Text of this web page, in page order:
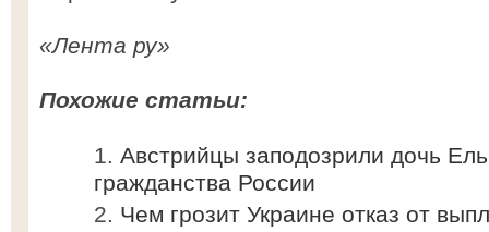
«Лента ру»
Похожие статьи:
Австрийцы заподозрили дочь
гражданства России
Чем грозит Украине отказ от